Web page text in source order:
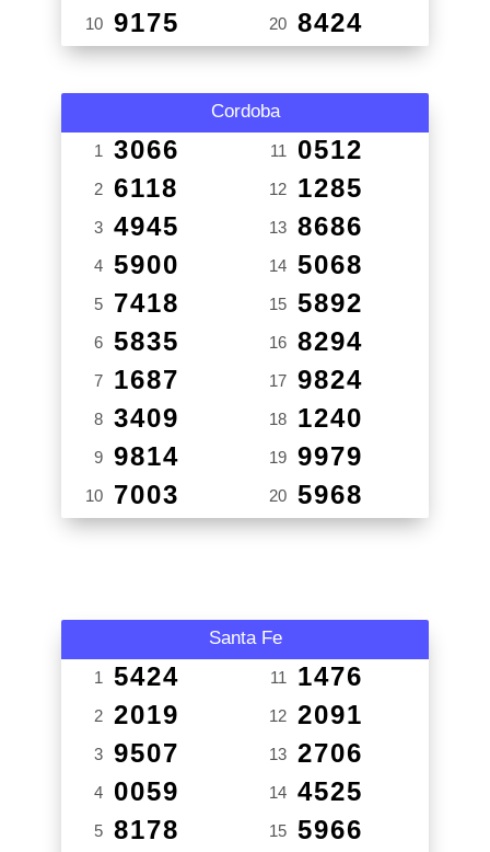
10 9175 20 8424
Cordoba
1 3066
2 6118
3 4945
4 5900
5 7418
6 5835
7 1687
8 3409
9 9814
10 7003
11 0512
12 1285
13 8686
14 5068
15 5892
16 8294
17 9824
18 1240
19 9979
20 5968
Santa Fe
1 5424
2 2019
3 9507
4 0059
5 8178
11 1476
12 2091
13 2706
14 4525
15 5966